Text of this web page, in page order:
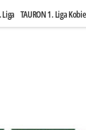
Liga TAURON 1. Liga